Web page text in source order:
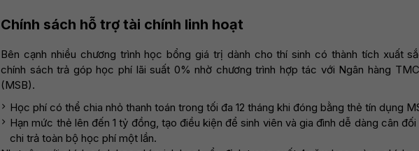
Chính sách hỗ trợ tài chính linh hoạt
Bên cạnh nhiều chương trình học bổng giá trị dành cho thí sinh có thành tích xuất
chính sách trả góp học phí lãi suất 0% nhờ chương trình hợp tác với Ngân hàng
(MSB).
Học phí có thể chia nhỏ thanh toán trong tối đa 12 tháng khi đóng bằng thẻ tín dụng
Hạn mức thẻ lên đến 1 tỷ đồng, tạo điều kiện để sinh viên và gia đình dễ dàng cân
chi trả toàn bộ học phí một lần.